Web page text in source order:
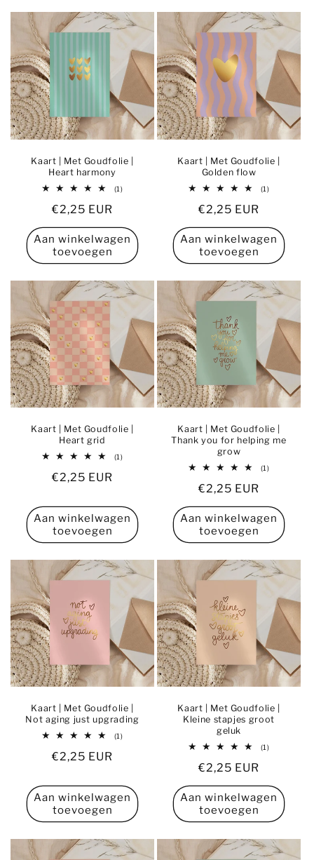
Kaart | Met Goudfolie |
Heart harmony
(1)1
Normale
prijs
€2,25 EUR
Aan winkelwagen
toevoegen
Kaart | Met Goudfolie |
Golden flow
(1)1
Normale
prijs
€2,25 EUR
Aan winkelwagen
toevoegen
Kaart | Met Goudfolie |
Heart grid
(1)1
Normale
€2,25 EUR
Aan winkelwagen
toevoegen
Kaart | Met Goudfolie |
Thank you for helping me
grow
(1)1
Normale
prijs
€2,25 EUR
Aan winkelwagen
toevoegen
Kaart | Met Goudfolie |
Not aging just upgrading
(1)1
Normale
€2,25 EUR
Aan winkelwagen
toevoegen
Kaart | Met Goudfolie |
Kleine stapjes groot
geluk
(1)1
Normale
prijs
€2,25 EUR
Aan winkelwagen
toevoegen